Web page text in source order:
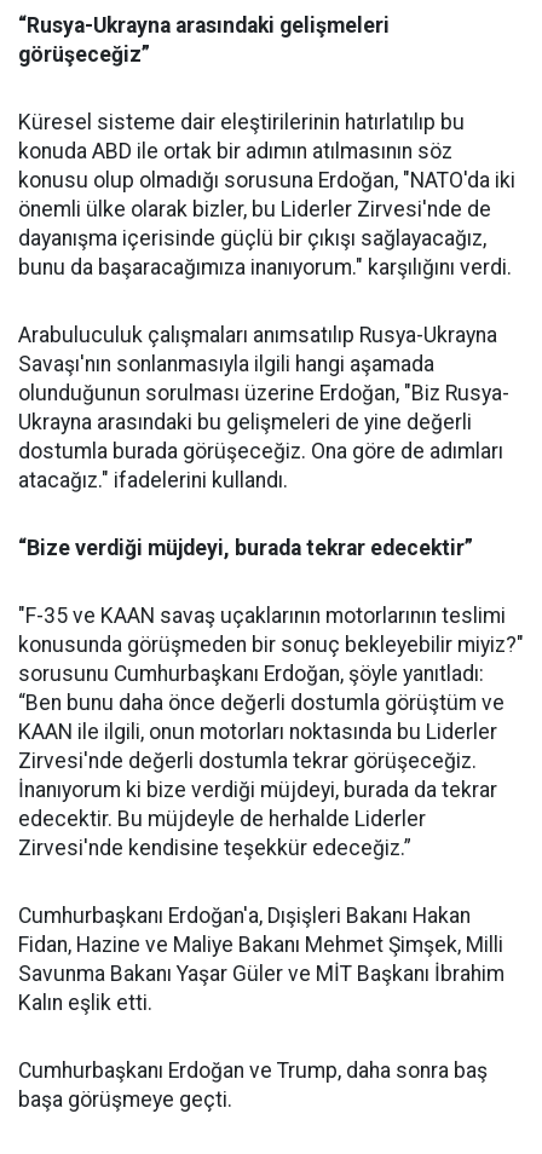
“Rusya-Ukrayna arasındaki gelişmeleri
görüşeceğiz”
Küresel sisteme dair eleştirilerinin hatırlatılıp bu
konuda ABD ile ortak bir adımın atılmasının söz
konusu olup olmadığı sorusuna Erdoğan, "NATO'da iki
önemli ülke olarak bizler, bu Liderler Zirvesi'nde de
dayanışma içerisinde güçlü bir çıkışı sağlayacağız,
bunu da başaracağımıza inanıyorum." karşılığını verdi.
Arabuluculuk çalışmaları anımsatılıp Rusya-Ukrayna
Savaşı'nın sonlanmasıyla ilgili hangi aşamada
olunduğunun sorulması üzerine Erdoğan, "Biz Rusya-
Ukrayna arasındaki bu gelişmeleri de yine değerli
dostumla burada görüşeceğiz. Ona göre de adımları
atacağız." ifadelerini kullandı.
“Bize verdiği müjdeyi, burada tekrar edecektir”
"F-35 ve KAAN savaş uçaklarının motorlarının teslimi
konusunda görüşmeden bir sonuç bekleyebilir miyiz?"
sorusunu Cumhurbaşkanı Erdoğan, şöyle yanıtladı:
“Ben bunu daha önce değerli dostumla görüştüm ve
KAAN ile ilgili, onun motorları noktasında bu Liderler
Zirvesi'nde değerli dostumla tekrar görüşeceğiz.
İnanıyorum ki bize verdiği müjdeyi, burada da tekrar
edecektir. Bu müjdeyle de herhalde Liderler
Zirvesi'nde kendisine teşekkür edeceğiz.”
Cumhurbaşkanı Erdoğan'a, Dışişleri Bakanı Hakan
Fidan, Hazine ve Maliye Bakanı Mehmet Şimşek, Milli
Savunma Bakanı Yaşar Güler ve MİT Başkanı İbrahim
Kalın eşlik etti.
Cumhurbaşkanı Erdoğan ve Trump, daha sonra baş
başa görüşmeye geçti.